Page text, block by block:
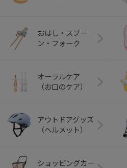
おはし・スプー
ン・フォーク
オーラルケア
（お口のケア）
アウトドアグッズ
（ヘルメット）
ショッピングカー